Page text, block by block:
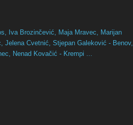
Iva Brozinčević, Maja Mravec, Marijan
Jelena Cvetnić, Stjepan Galeković - Benov,
Nenad Kovačić - Krempi ...